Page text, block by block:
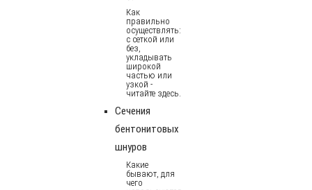
Как
правильно
осуществлять:
с сеткой или
без,
укладывать
широкой
частью или
узкой -
читайте здесь.
Сечения
бентонитовых
шнуров
Какие
бывают, для
чего